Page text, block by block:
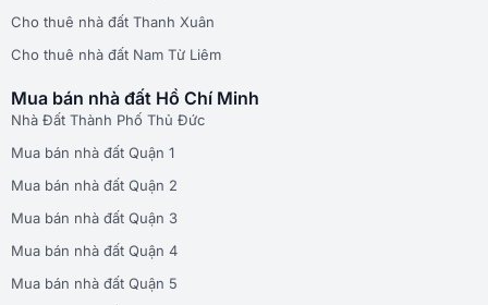
Cho thuê nhà đất Thanh Xuân
Cho thuê nhà đất Nam Từ Liêm
Mua bán nhà đất Hồ Chí Minh
Nhà Đất Thành Phố Thủ Đức
Mua bán nhà đất Quận 1
Mua bán nhà đất Quận 2
Mua bán nhà đất Quận 3
Mua bán nhà đất Quận 4
Mua bán nhà đất Quận 5